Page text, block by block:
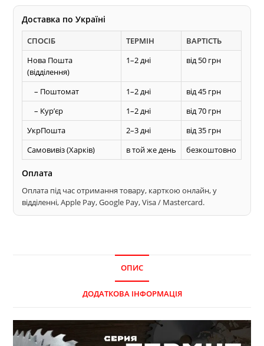
ТЕРМІТ
прямий
дереву
кількість
Доставка по Україні
СПОСІБ ТЕРМІН
ВАРТІСТЬ
Нова Пошта
(відділення)
1–2 дні від 50 грн
– Поштомат 1–2 дні
від 45 грн
– Курʼєр
1–2 дні
від 70 грн
УкрПошта
2–3 дні
від 35 грн
Самовивіз (Харків)
в той же день безкоштовно
Оплата
Оплата під час отримання товару, карткою онлайн, у
відділенні, Apple Pay, Google Pay, Visa / Mastercard.
ОПИС
ДОДАТКОВА ІНФОРМАЦІЯ